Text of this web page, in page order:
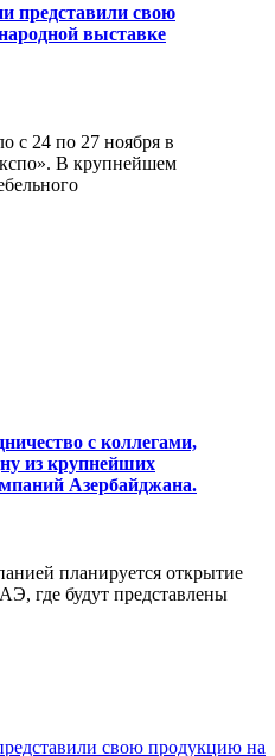
представили свою
выставке
с 24 по 27 ноября в
В крупнейшем
с коллегами,
из крупнейших
Азербайджана.
планируется открытие
где будут представлены
свою продукцию на